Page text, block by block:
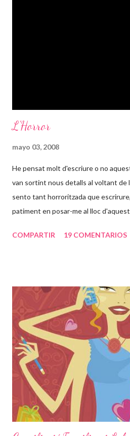
L'Horror
mayo 03, 2008
He pensat molt d'escriure o no
van sortint nous detalls al voltant de
sento tant horroritzada que
patiment en posar-me al lloc
tinc 31, això voldria dir casi tota la
embarassos, jo que només he
reina, com pot haver estat esta noia
dels 24 anys, haver parit set cops
nens que no han vist la llum del dia.
tancada els va passar en una única
imaginar en quin estat psicologic
ara té 42 anys. Com no s'ha pog...
COMPARTIR 19 COMENTARIOS